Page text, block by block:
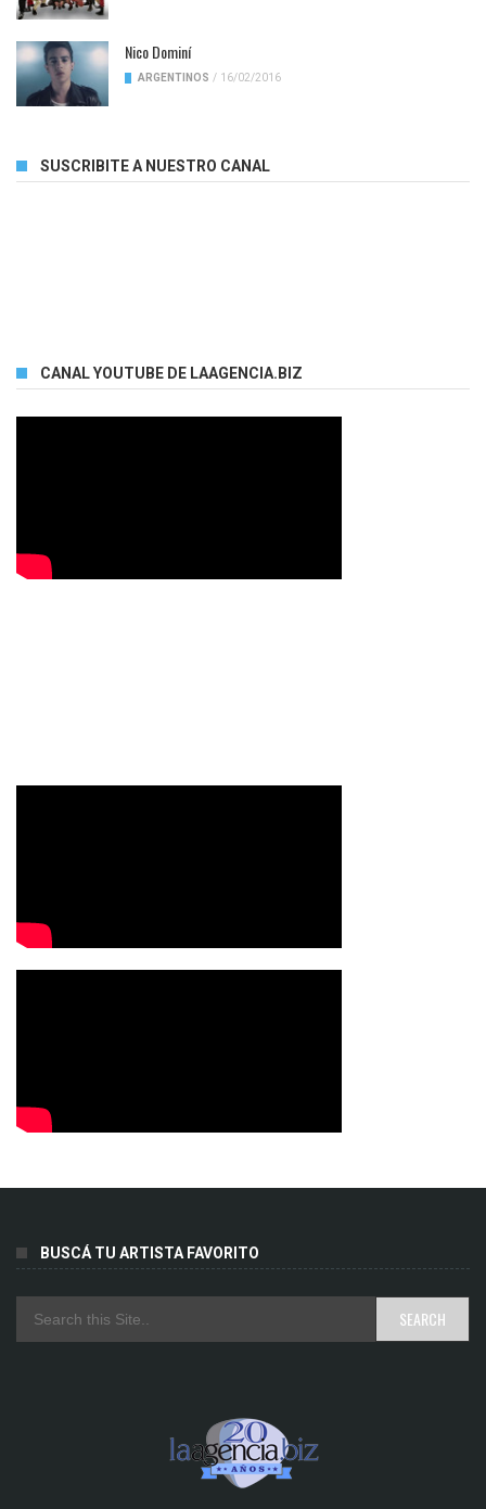
Nico Dominí
ARGENTINOS / 16/02/2016
SUSCRIBITE A NUESTRO CANAL
CANAL YOUTUBE DE LAAGENCIA.BIZ
BUSCÁ TU ARTISTA FAVORITO